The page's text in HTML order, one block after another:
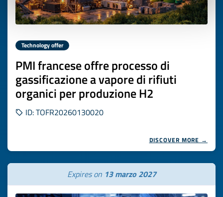
Technology offer
PMI francese offre processo di
gassificazione a vapore di rifiuti
organici per produzione H2
ID: TOFR20260130020
DISCOVER MORE →
Expires on 13 marzo 2027